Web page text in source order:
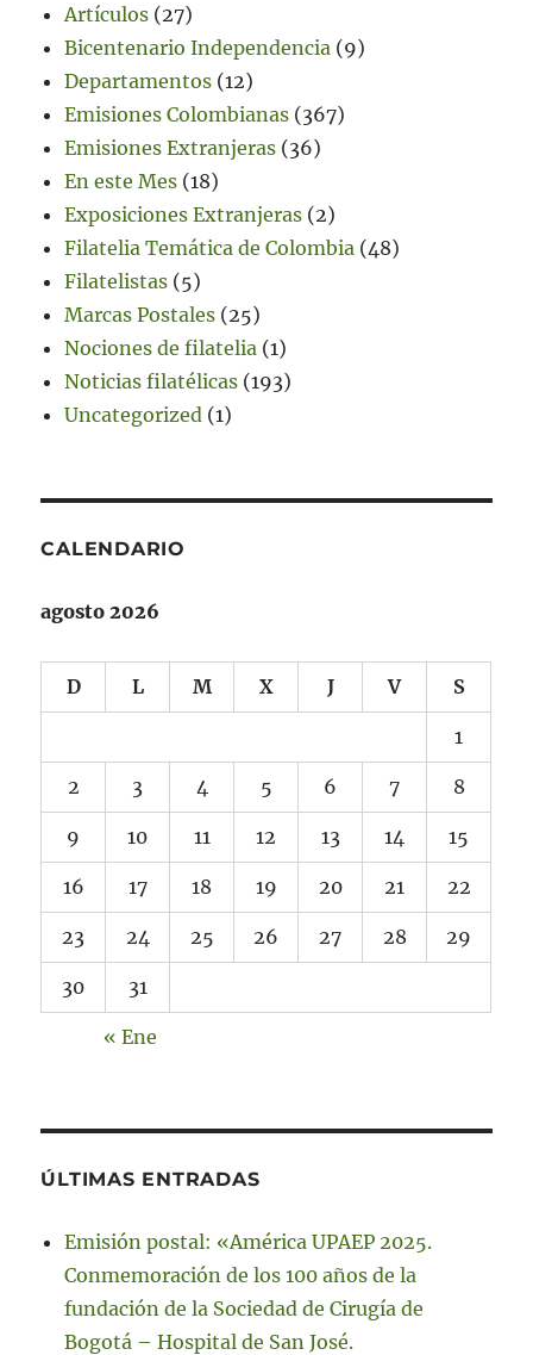
Artículos (27)
Bicentenario Independencia (9)
Departamentos (12)
Emisiones Colombianas (367)
Emisiones Extranjeras (36)
En este Mes (18)
Exposiciones Extranjeras (2)
Filatelia Temática de Colombia (48)
Filatelistas (5)
Marcas Postales (25)
Nociones de filatelia (1)
Noticias filatélicas (193)
Uncategorized (1)
CALENDARIO
agosto 2026
D L M X J V S
1
2 3 4 5 6 7 8
9 10 11 12 13 14 15
16 17 18 19 20 21 22
23 24 25 26 27 28 29
30 31
« Ene
ÚLTIMAS ENTRADAS
Emisión postal: «América UPAEP 2025.
Conmemoración de los 100 años de la
fundación de la Sociedad de Cirugía de
Bogotá – Hospital de San José.